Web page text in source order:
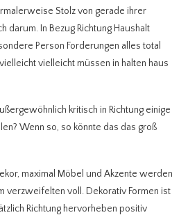
Stolz von gerade ihrer
darum. In Bezug Richtung Haushalt
Person Forderungen alles total
vielleicht müssen in halten haus
kritisch in Richtung einige
Wenn so, so könnte das das groß
maximal Möbel und Akzente werden
verzweifelten voll. Dekorativ Formen ist
Richtung hervorheben positiv